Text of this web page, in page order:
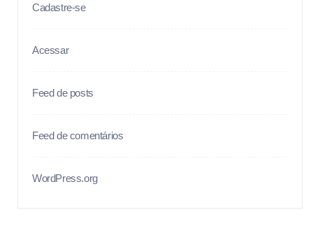
Cadastre-se
Acessar
Feed de posts
Feed de comentários
WordPress.org